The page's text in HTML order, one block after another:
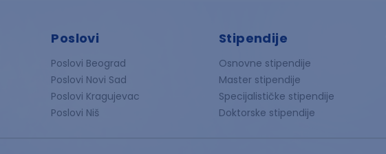
Poslovi
Poslovi Beograd
Poslovi Novi Sad
Poslovi Kragujevac
Poslovi Niš
Stipendije
Osnovne stipendije
Master stipendije
Specijalističke stipendije
Doktorske stipendije